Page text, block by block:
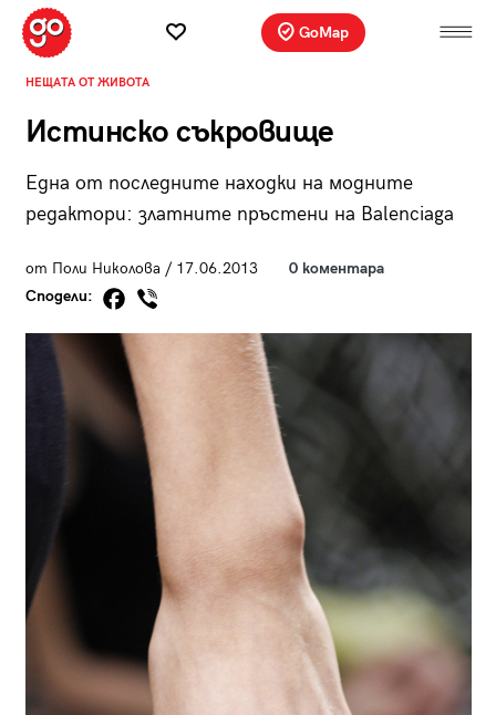
GoMap
НЕЩАТА ОТ ЖИВОТА
Истинско съкровище
Една от последните находки на модните
редактори: златните пръстени на Balenciaga
от Поли Николова / 17.06.2013
0 коментара
Сподели: